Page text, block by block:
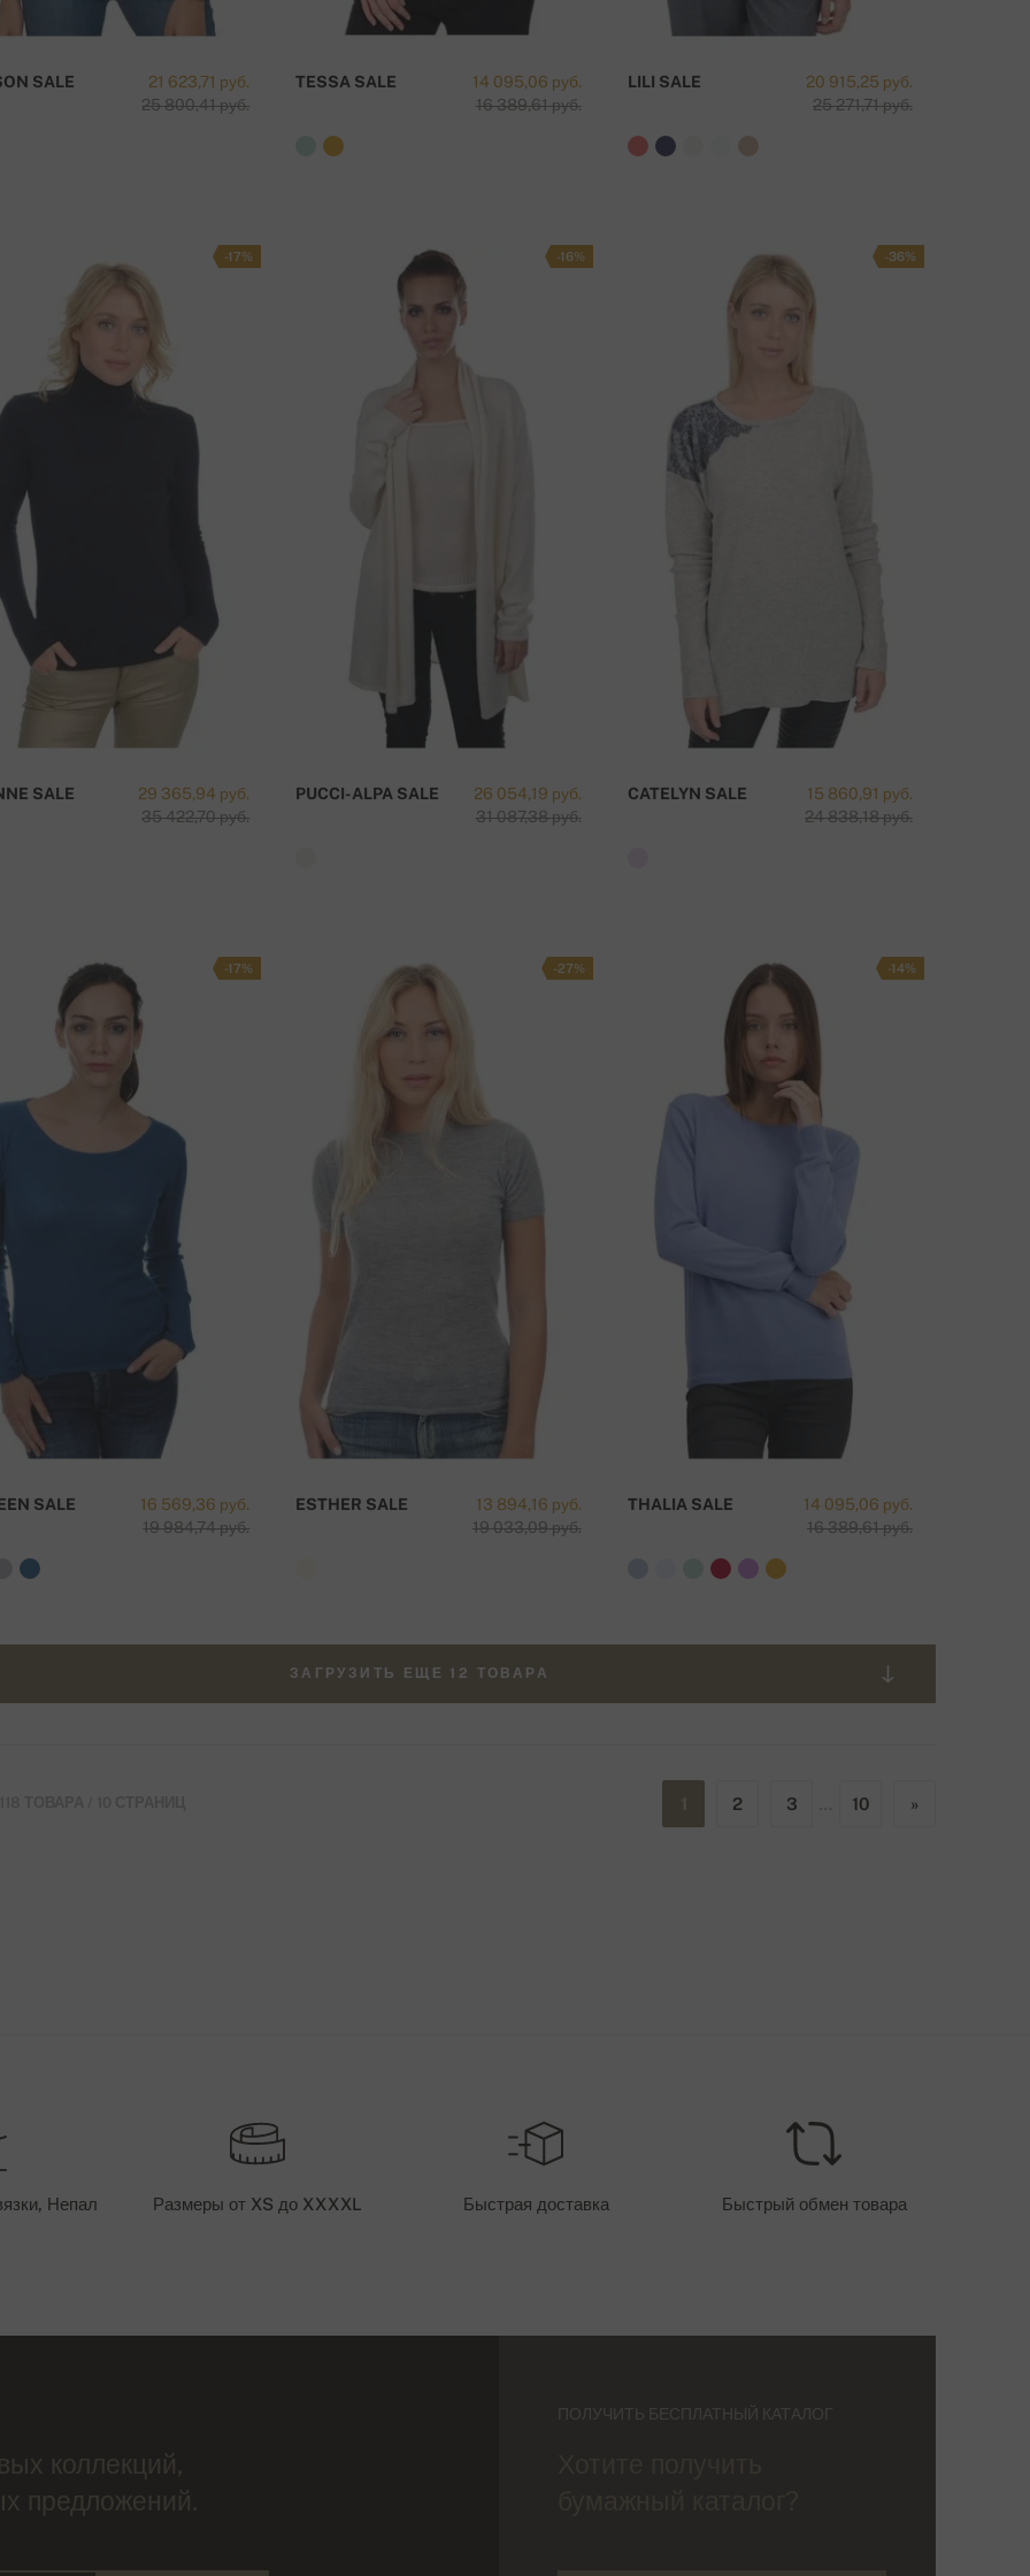
21 623,71 руб.
25 800,41 руб.
SALE
14 095,06 руб.
16 389,61 руб.
TESSA SALE
20 915,25 руб.
25 271,71 руб.
LILI SALE
-17%
29 365,94 руб.
35 422,70 руб.
SALE
-16%
26 054,19 руб.
31 087,38 руб.
PUCCI-ALPA SALE
-36%
15 860,91 руб.
24 838,18 руб.
CATELYN SALE
-17%
16 569,36 руб.
19 984,74 руб.
SALE
-27%
13 894,16 руб.
19 033,09 руб.
ESTHER SALE
-14%
14 095,06 руб.
16 389,61 руб.
THALIA SALE
ЗАГРУЗИТЬ ЕЩЕ 12 ТОВАРА
2 3 10 »
Непал Размеры от XS до XXXXL Быстрая доставка Быстрый обмен товара
коллекций,
предложений.
ПОЛУЧИТЬ БЕСПЛАТНЫЙ КАТАЛОГ